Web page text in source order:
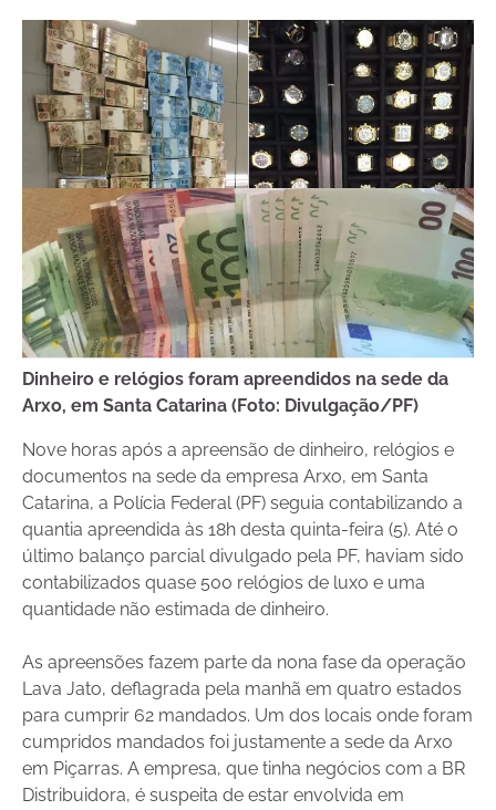
Dinheiro e relógios foram apreendidos na sede da
Arxo, em Santa Catarina (Foto: Divulgação/PF)
Nove horas após a apreensão de dinheiro, relógios e
documentos na sede da empresa Arxo, em Santa
Catarina, a Polícia Federal (PF) seguia contabilizando a
quantia apreendida às 18h desta quinta-feira (5). Até o
último balanço parcial divulgado pela PF, haviam sido
contabilizados quase 500 relógios de luxo e uma
quantidade não estimada de dinheiro.
As apreensões fazem parte da nona fase da operação
Lava Jato, deflagrada pela manhã em quatro estados
para cumprir 62 mandados. Um dos locais onde foram
cumpridos mandados foi justamente a sede da Arxo
em Piçarras. A empresa, que tinha negócios com a BR
Distribuidora, é suspeita de estar envolvida em